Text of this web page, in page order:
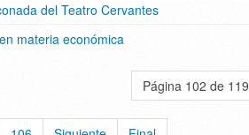
del Teatro Cervantes
materia económica
Página 102 de 119